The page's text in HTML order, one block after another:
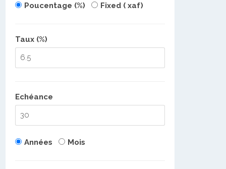
Poucentage (%) Fixed ( xaf)
Taux (%)
Echéance
Années Mois